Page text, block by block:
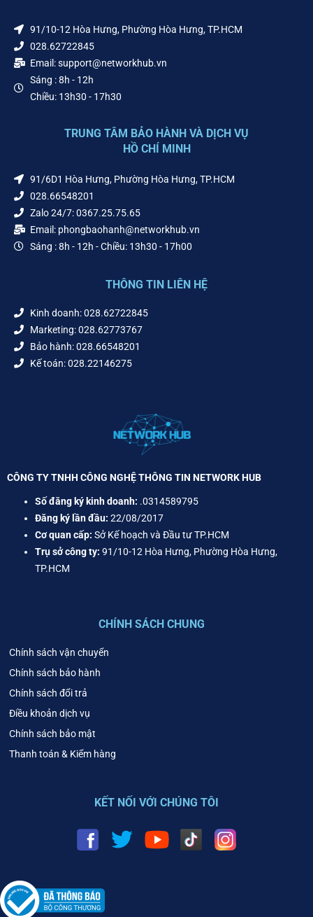
91/10-12 Hòa Hưng, Phường Hòa Hưng, TP.HCM
028.62722845
Email: support@networkhub.vn
Sáng : 8h - 12h
Chiều: 13h30 - 17h30
TRUNG TÂM BẢO HÀNH VÀ DỊCH VỤ
HỒ CHÍ MINH
91/6D1 Hòa Hưng, Phường Hòa Hưng, TP.HCM
028.66548201
Zalo 24/7: 0367.25.75.65
Email: phongbaohanh@networkhub.vn
Sáng : 8h - 12h - Chiều: 13h30 - 17h00
THÔNG TIN LIÊN HỆ
Kinh doanh: 028.62722845
Marketing: 028.62773767
Bảo hành: 028.66548201
Kế toán: 028.22146275
CÔNG TY TNHH CÔNG NGHỆ THÔNG TIN NETWORK HUB
Số đăng ký kinh doanh: .0314589795
Đăng ký lần đầu: 22/08/2017
Cơ quan cấp: Sở Kế hoạch và Đầu tư TP.HCM
Trụ sở công ty: 91/10-12 Hòa Hưng, Phường Hòa Hưng,
TP.HCM
CHÍNH SÁCH CHUNG
Chính sách vận chuyển
Chính sách bảo hành
Chính sách đổi trả
Điều khoản dịch vụ
Chính sách bảo mật
Thanh toán & Kiểm hàng
KẾT NỐI VỚI CHÚNG TÔI